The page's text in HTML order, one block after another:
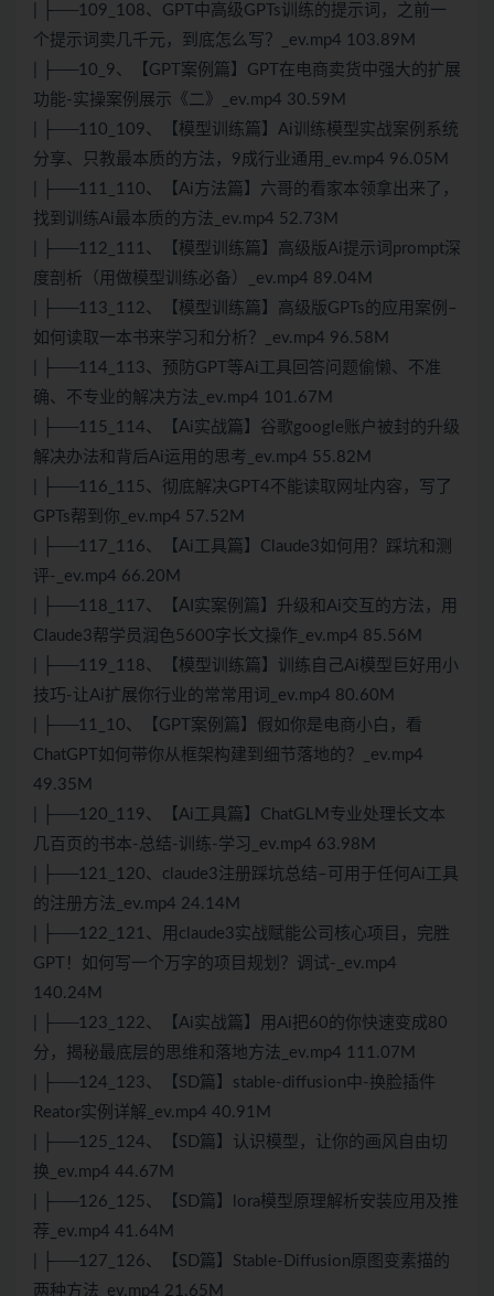
| ├──109_108、GPT中高级GPTs训练的提示词，之前一
个提示词卖几千元，到底怎么写？_ev.mp4 103.89M
| ├──10_9、【GPT案例篇】GPT在电商卖货中强大的扩展
功能-实操案例展示《二》_ev.mp4 30.59M
| ├──110_109、【模型训练篇】Ai训练模型实战案例系统
分享、只教最本质的方法，9成行业通用_ev.mp4 96.05M
| ├──111_110、【Ai方法篇】六哥的看家本领拿出来了，
找到训练Ai最本质的方法_ev.mp4 52.73M
| ├──112_111、【模型训练篇】高级版Ai提示词prompt深
度剖析（用做模型训练必备）_ev.mp4 89.04M
| ├──113_112、【模型训练篇】高级版GPTs的应用案例–
如何读取一本书来学习和分析？_ev.mp4 96.58M
| ├──114_113、预防GPT等Ai工具回答问题偷懒、不准
确、不专业的解决方法_ev.mp4 101.67M
| ├──115_114、【Ai实战篇】谷歌google账户被封的升级
解决办法和背后Ai运用的思考_ev.mp4 55.82M
| ├──116_115、彻底解决GPT4不能读取网址内容，写了
GPTs帮到你_ev.mp4 57.52M
| ├──117_116、【Ai工具篇】Claude3如何用？踩坑和测
评-_ev.mp4 66.20M
| ├──118_117、【AI实案例篇】升级和Ai交互的方法，用
Claude3帮学员润色5600字长文操作_ev.mp4 85.56M
| ├──119_118、【模型训练篇】训练自己Ai模型巨好用小
技巧-让Ai扩展你行业的常常用词_ev.mp4 80.60M
| ├──11_10、【GPT案例篇】假如你是电商小白，看
ChatGPT如何带你从框架构建到细节落地的？_ev.mp4
49.35M
| ├──120_119、【Ai工具篇】ChatGLM专业处理长文本
几百页的书本-总结-训练-学习_ev.mp4 63.98M
| ├──121_120、claude3注册踩坑总结–可用于任何Ai工具
的注册方法_ev.mp4 24.14M
| ├──122_121、用claude3实战赋能公司核心项目，完胜
GPT！如何写一个万字的项目规划？调试-_ev.mp4
140.24M
| ├──123_122、【Ai实战篇】用Ai把60的你快速变成80
分，揭秘最底层的思维和落地方法_ev.mp4 111.07M
| ├──124_123、【SD篇】stable-diffusion中-换脸插件
Reator实例详解_ev.mp4 40.91M
| ├──125_124、【SD篇】认识模型，让你的画风自由切
换_ev.mp4 44.67M
| ├──126_125、【SD篇】lora模型原理解析安装应用及推
荐_ev.mp4 41.64M
| ├──127_126、【SD篇】Stable-Diffusion原图变素描的
两种方法_ev.mp4 21.65M